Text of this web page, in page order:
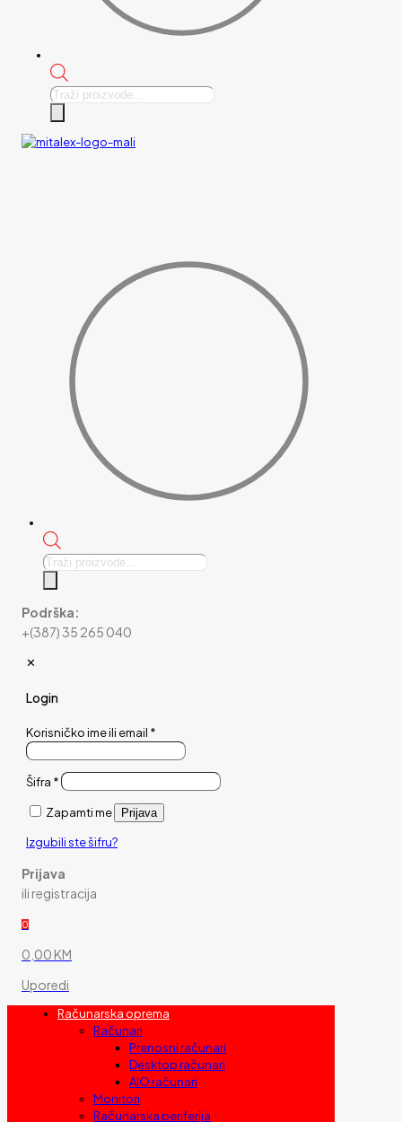
Products
Products
Podrška:
+(387) 35 265 040
✕
Login
Korisničko ime ili email *
Šifra *
Zapamti me Prijava
Izgubili ste šifru?
Prijava
ili registracija
0
0,00 KM
Uporedi
Računarska oprema
Računari
Prenosni računari
Desktop računari
AIO računari
Monitori
Računarska periferija